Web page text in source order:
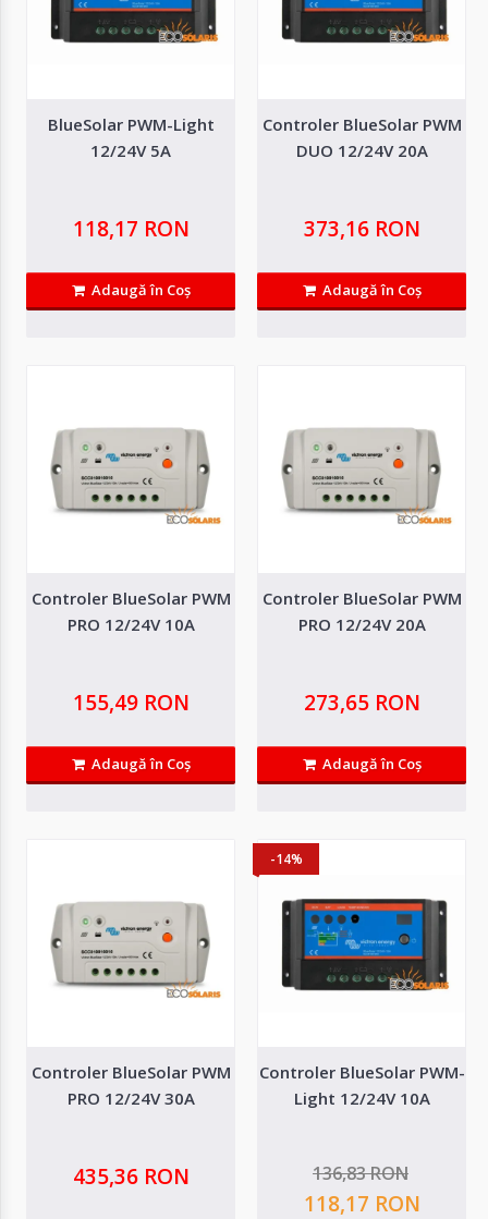
Autentifică-
Înregistrează-
Configurator
BlueSolar PWM-Light este un controler de incarcare solara de tip PWM,
proiectat pentru gestionarea e..
118,17 RON
Compară produsul
BlueSolar PWM DUO-LCD&USB este un controler de incarcare solara avansat,
proiectat pentru a inca..
BlueSolar PWM-Light
12/24V 5A
118,17 RON
Adaugă în Coş
Controler BlueSolar PWM
DUO 12/24V 20A
373,16 RON
Adaugă în Coş
Controler BlueSolar PWM
PRO 12/24V 10A
155,49 RON
Adaugă în Coş
Controler BlueSolar PWM
PRO 12/24V 20A
273,65 RON
Adaugă în Coş
Controler BlueSolar PWM
PRO 12/24V 30A
435,36 RON
-14%
Controler BlueSolar PWM-
Light 12/24V 10A
136,83 RON
118,17 RON